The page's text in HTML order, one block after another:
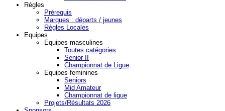
Régles
Prérequis
Marques : départs / jeunes
Règles Locales
Equipes
Equipes masculines
Toutes catégories
Senior II
Championnat de Ligue
Equipes feminines
Seniors
Mid Amateur
Championnat de ligue
Projets/Résultats 2026